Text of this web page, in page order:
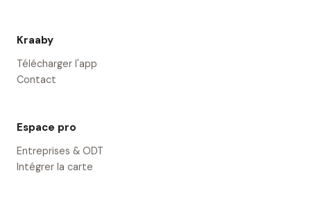
Kraaby
Télécharger l'app
Contact
Espace pro
Entreprises & ODT
Intégrer la carte